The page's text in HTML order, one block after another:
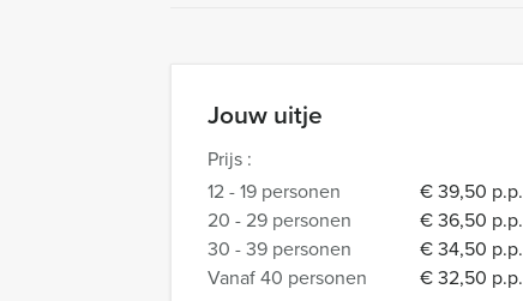
Jouw uitje
Prijs :
12 - 19 personen
€ 39,50 p.p.
20 - 29 personen
€ 36,50 p.p.
30 - 39 personen
€ 34,50 p.p.
Vanaf 40 personen
€ 32,50 p.p.